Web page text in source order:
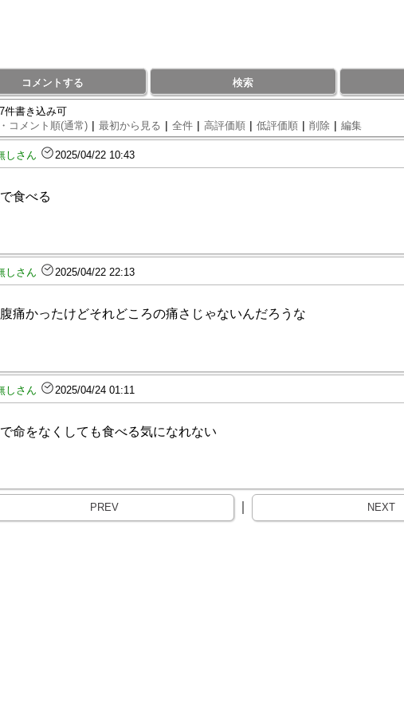
コメントする 検索
件書き込み可
コメント順(通常) | 最初から見る | 全件 | 高評価順 | 低評価順 | 削除 | 編集
しさん 2025/04/22 10:43
食べる
しさん 2025/04/22 22:13
痛かったけどそれどころの痛さじゃないんだろうな
しさん 2025/04/24 01:11
命をなくしても食べる気になれない
PREV NEXT